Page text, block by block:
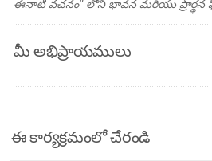
ఈనాటి వచనం" లోని భావన మరియు ప్రార్థన
మీ అభిప్రాయములు
ఈ కార్యక్రమంలో చేరండి